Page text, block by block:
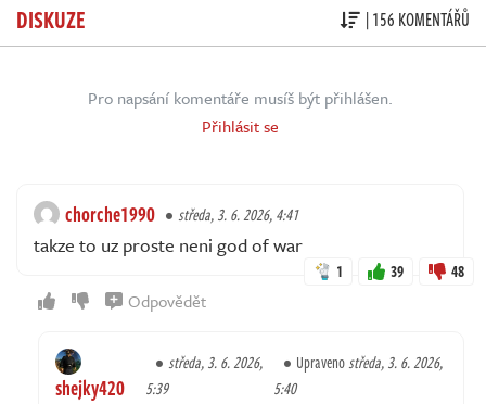
DISKUZE | 156 KOMENTÁŘŮ
Pro napsání komentáře musíš být přihlášen.
Přihlásit se
chorche1990 středa, 3. 6. 2026, 4:41
takze to uz proste neni god of war
1 39 48
Odpovědět
shejky420
středa, 3. 6. 2026,
5:39
Upravenostředa, 3. 6. 2026,
5:40